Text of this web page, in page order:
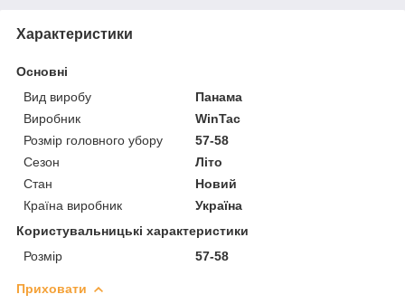
Характеристики
Основні
Вид виробу
Панама
Виробник
WinTac
Розмір головного убору
57-58
Сезон
Літо
Стан
Новий
Країна виробник
Україна
Користувальницькі характеристики
Розмір
57-58
Приховати